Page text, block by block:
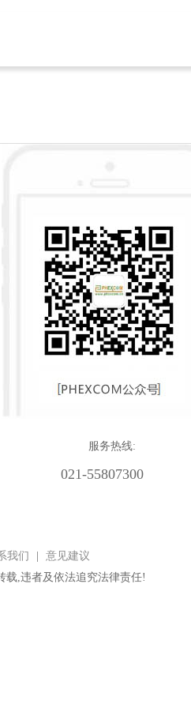
服务热线:
021-55807300
我们
意见建议
,违者及依法追究法律责任!